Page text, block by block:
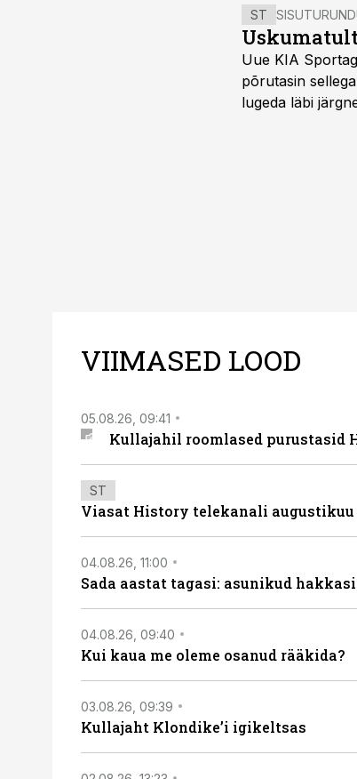
ST
Uue KIA
põrutasin
lugeda läbi
VIIMASED LOOD
05.08.26, 09:41
Kullajahil roomlased purustasid
ST
Viasat History telekanali
04.08.26, 11:00
Sada aastat tagasi: asunikud
04.08.26, 09:40
Kui kaua me oleme osanud rääkida?
03.08.26, 09:39
Kullajaht Klondike’i igikeltsas